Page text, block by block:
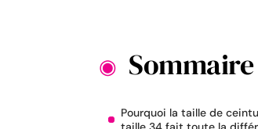
Sommaire
Pourquoi la taille de